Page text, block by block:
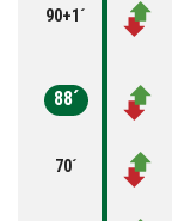
90+1´
88´
70´